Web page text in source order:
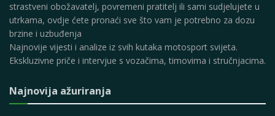
strastveni obožavatelj, povremeni pratitelj ili sami sudjelujete u
utrkama, ovdje ćete pronaći sve što vam je potrebno za dozu
brzine i uzbuđenja
Najnovije vijesti i analize iz svih kutaka motosport svijeta.
Ekskluzivne priče i intervjue s vozačima, timovima i stručnjacima.
Najnovija ažuriranja